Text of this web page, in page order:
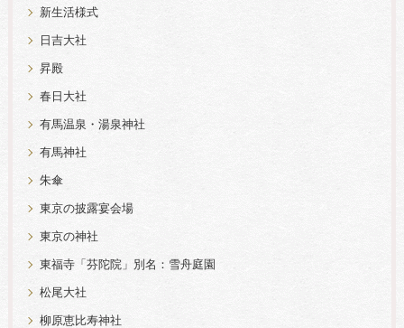
新生活様式
日吉大社
昇殿
春日大社
有馬温泉・湯泉神社
有馬神社
朱傘
東京の披露宴会場
東京の神社
東福寺「芬陀院」別名：雪舟庭園
松尾大社
柳原恵比寿神社